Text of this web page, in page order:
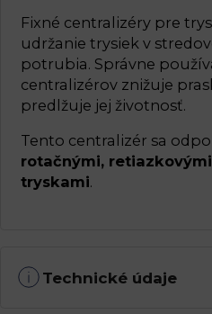
Fixné centralizéry pre
udržanie trysiek v
potrubia. Správne
centralizérov znižuje
predlžuje jej životnosť.
Tento centralizér sa
rotačnými,
tryskami.
Technické údaje